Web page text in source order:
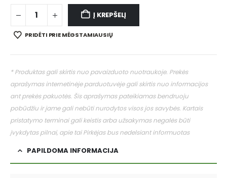
Į KREPŠELĮ
PRIDĖTI PRIE MĖGSTAMIAUSIŲ
* Produktas gali skirtis nuo pavaizduoto nuotraukoje. Prekės
aprašymas internetinėje parduotuvėje gali skirtis nuo informacijos
ant prekės pakuotės. Šis aprašymas pateikiamas bendruoju
pobūdžiu ir jame gali nebūti nurodytos visos jos savybės. Kartais
pristatymo terminai gali keistis arba užsakymas negalės būti
įvykdytas pilnai, apie tai Pirkėjas bus nedelsiant informuotas
PAPILDOMA INFORMACIJA